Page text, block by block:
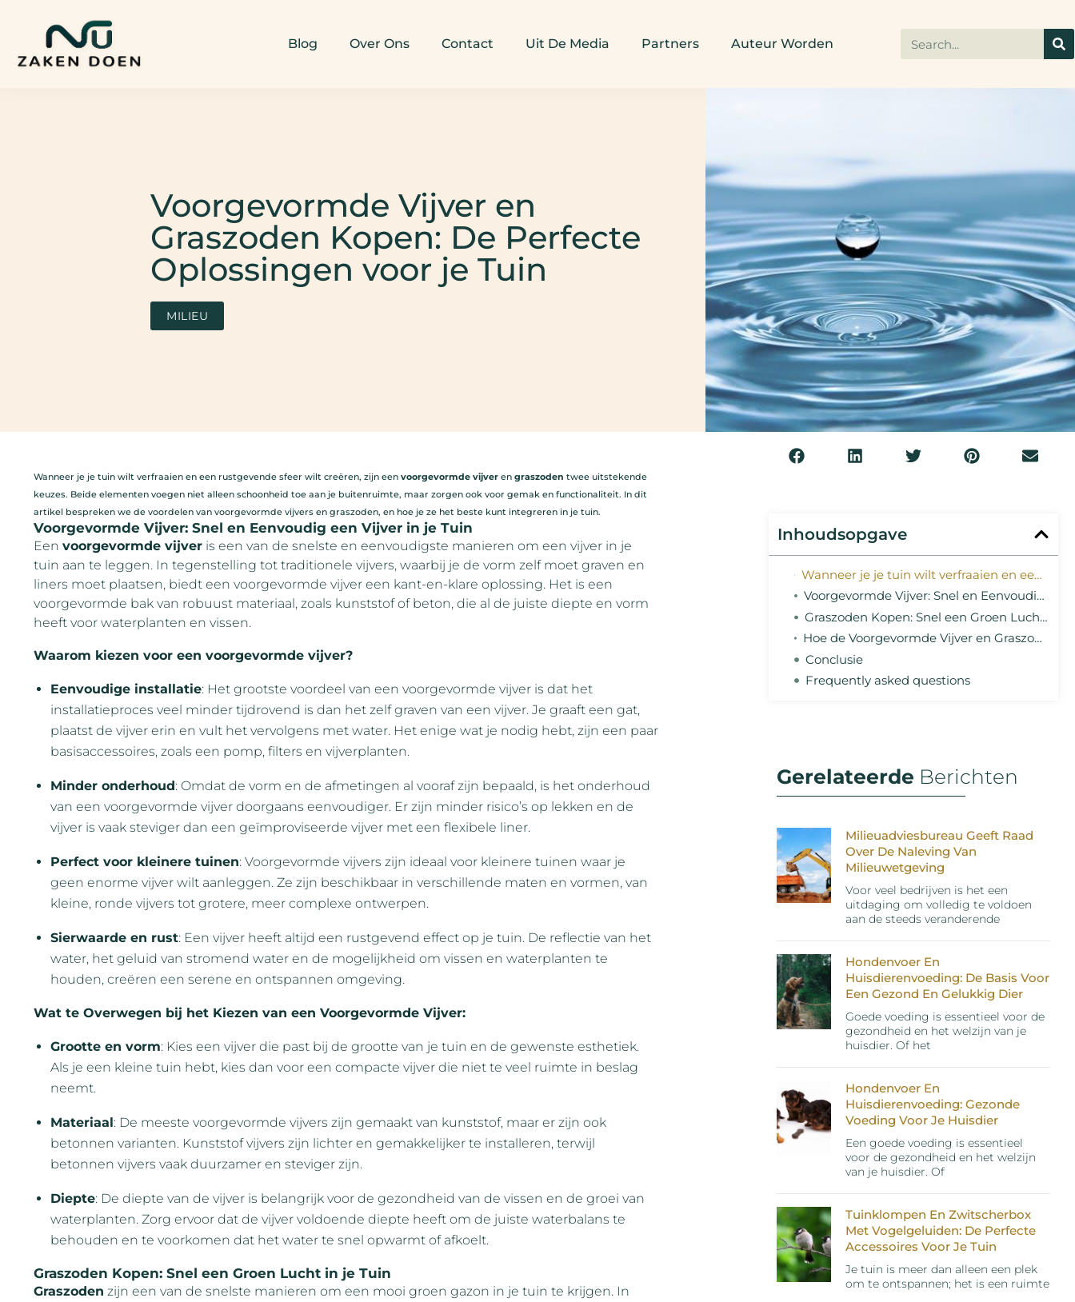
Blog Over Ons Contact Uit De Media Partners Auteur Worden
Voorgevormde Vijver en
Graszoden Kopen: De Perfecte
Oplossingen voor je Tuin
MILIEU
Wanneer je je tuin wilt verfraaien en een rustgevende sfeer wilt creëren, zijn een voorgevormde vijveren graszoden twee uitstekende
keuzes. Beide elementen voegen niet alleen schoonheid toe aan je buitenruimte, maar zorgen ook voor gemak en functionaliteit. In dit
artikel bespreken we de voordelen van voorgevormde vijvers en graszoden, en hoe je ze het beste kunt integreren in je tuin.
Voorgevormde Vijver: Snel en Eenvoudig een Vijver in je Tuin
Een voorgevormde vijveris een van de snelste en eenvoudigste manieren om een vijver in je
tuin aan te leggen. In tegenstelling tot traditionele vijvers, waarbij je de vorm zelf moet graven en
liners moet plaatsen, biedt een voorgevormde vijver een kant-en-klare oplossing. Het is een
voorgevormde bak van robuust materiaal, zoals kunststof of beton, die al de juiste diepte en vorm
heeft voor waterplanten en vissen.
Waarom kiezen voor een voorgevormde vijver?
Eenvoudige installatie: Het grootste voordeel van een voorgevormde vijver is dat het
installatieproces veel minder tijdrovend is dan het zelf graven van een vijver. Je graaft een gat,
plaatst de vijver erin en vult het vervolgens met water. Het enige wat je nodig hebt, zijn een paar
basisaccessoires, zoals een pomp, filters en vijverplanten.
Minder onderhoud: Omdat de vorm en de afmetingen al vooraf zijn bepaald, is het onderhoud
van een voorgevormde vijver doorgaans eenvoudiger. Er zijn minder risico’s op lekken en de
vijver is vaak steviger dan een geïmproviseerde vijver met een flexibele liner.
Perfect voor kleinere tuinen: Voorgevormde vijvers zijn ideaal voor kleinere tuinen waar je
geen enorme vijver wilt aanleggen. Ze zijn beschikbaar in verschillende maten en vormen, van
kleine, ronde vijvers tot grotere, meer complexe ontwerpen.
Sierwaarde en rust: Een vijver heeft altijd een rustgevend effect op je tuin. De reflectie van het
water, het geluid van stromend water en de mogelijkheid om vissen en waterplanten te
houden, creëren een serene en ontspannen omgeving.
Wat te Overwegen bij het Kiezen van een Voorgevormde Vijver:
Grootte en vorm: Kies een vijver die past bij de grootte van je tuin en de gewenste esthetiek.
Als je een kleine tuin hebt, kies dan voor een compacte vijver die niet te veel ruimte in beslag
neemt.
Materiaal: De meeste voorgevormde vijvers zijn gemaakt van kunststof, maar er zijn ook
betonnen varianten. Kunststof vijvers zijn lichter en gemakkelijker te installeren, terwijl
betonnen vijvers vaak duurzamer en steviger zijn.
Diepte: De diepte van de vijver is belangrijk voor de gezondheid van de vissen en de groei van
waterplanten. Zorg ervoor dat de vijver voldoende diepte heeft om de juiste waterbalans te
behouden en te voorkomen dat het water te snel opwarmt of afkoelt.
Graszoden Kopen: Snel een Groen Lucht in je Tuin
Graszoden zijn een van de snelste manieren om een mooi groen gazon in je tuin te krijgen. In
Inhoudsopgave
Wanneer je je tuin wilt verfraaien en een rustgevende sfeer wilt creëren, zijn een voorgevormde vijver en graszoden twee uitstekende keuzes. Beide elementen voegen niet alleen schoonheid toe aan je buitenruimte, maar zorgen ook voor gemak en functionaliteit. In dit artikel bespreken we de voordelen van voorgevormde vijvers en graszoden, en hoe je ze het beste kunt integreren in je tuin.
Voorgevormde Vijver: Snel en Eenvoudig een Vijver in je Tuin
Graszoden Kopen: Snel een Groen Lucht in je Tuin
Hoe de Voorgevormde Vijver en Graszoden Kiezen voor de Perfecte Tuin
Conclusie
Frequently asked questions
Gerelateerde Berichten
Milieuadviesbureau Geeft Raad
Over De Naleving Van
Milieuwetgeving
Voor veel bedrijven is het een
uitdaging om volledig te voldoen
aan de steeds veranderende
Hondenvoer En
Huisdierenvoeding: De Basis Voor
Een Gezond En Gelukkig Dier
Goede voeding is essentieel voor de
gezondheid en het welzijn van je
huisdier. Of het
Hondenvoer En
Huisdierenvoeding: Gezonde
Voeding Voor Je Huisdier
Een goede voeding is essentieel
voor de gezondheid en het welzijn
van je huisdier. Of
Tuinklompen En Zwitscherbox
Met Vogelgeluiden: De Perfecte
Accessoires Voor Je Tuin
Je tuin is meer dan alleen een plek
om te ontspannen; het is een ruimte